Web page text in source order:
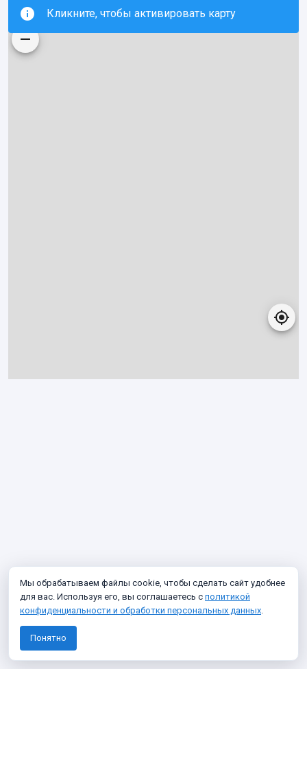
Кликните, чтобы активировать карту
Мы обрабатываем файлы cookie, чтобы сделать сайт удобнее
для вас. Используя его, вы соглашаетесь с политикой
конфиденциальности и обработки персональных данных.
Понятно